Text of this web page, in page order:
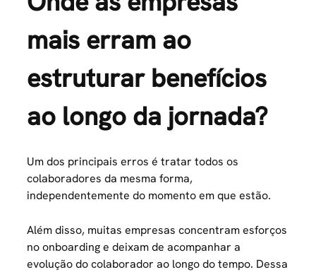
mais erram ao
estruturar benefícios
ao longo da jornada?
Um dos principais erros é tratar todos os
colaboradores da mesma forma,
independentemente do momento em que estão.
Além disso, muitas empresas concentram esforços
no onboarding e deixam de acompanhar a
evolução do colaborador ao longo do tempo. Dessa